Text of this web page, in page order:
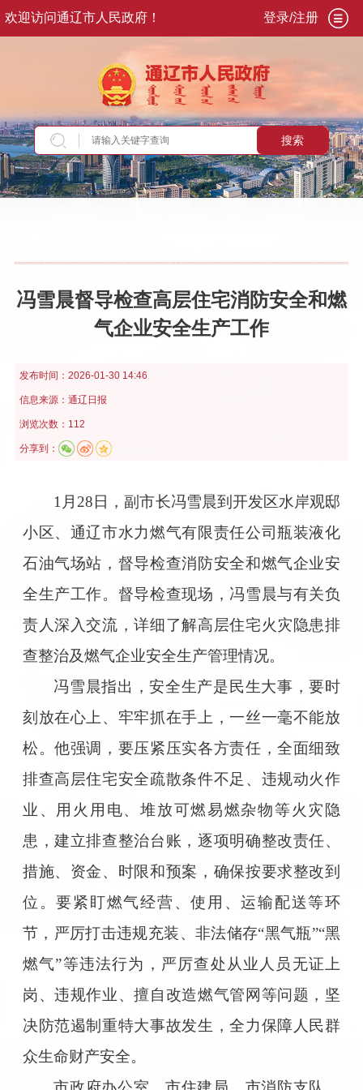
欢迎访问通辽市人民政府！ 登录/注册
搜索
当前位置：首页>政务公开>市政府>市政府领
冯雪晨督导检查高层住宅消防安全和燃
气企业安全生产工作
发布时间： 2026-01-30 14:46
信息来源： 通辽日报
浏览次数：112
分享到：
1月28日，副市长冯雪晨到开发区水岸观邸
小区、通辽市水力燃气有限责任公司瓶装液化
石油气场站，督导检查消防安全和燃气企业安
全生产工作。督导检查现场，冯雪晨与有关负
责人深入交流，详细了解高层住宅火灾隐患排
查整治及燃气企业安全生产管理情况。
冯雪晨指出，安全生产是民生大事，要时
刻放在心上、牢牢抓在手上，一丝一毫不能放
松。他强调，要压紧压实各方责任，全面细致
排查高层住宅安全疏散条件不足、违规动火作
业、用火用电、堆放可燃易燃杂物等火灾隐
患，建立排查整治台账，逐项明确整改责任、
措施、资金、时限和预案，确保按要求整改到
位。要紧盯燃气经营、使用、运输配送等环
节，严厉打击违规充装、非法储存“黑气瓶”“黑
燃气”等违法行为，严厉查处从业人员无证上
岗、违规作业、擅自改造燃气管网等问题，坚
决防范遏制重特大事故发生，全力保障人民群
众生命财产安全。